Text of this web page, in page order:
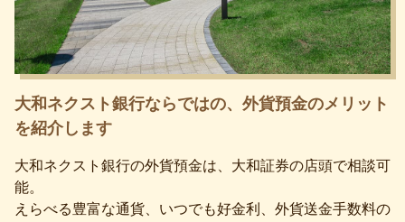
大和ネクスト銀行ならではの、外貨預金のメリット
を紹介します
大和ネクスト銀行の外貨預金は、大和証券の店頭で相談可
能。
えらべる豊富な通貨、いつでも好金利、外貨送金手数料の